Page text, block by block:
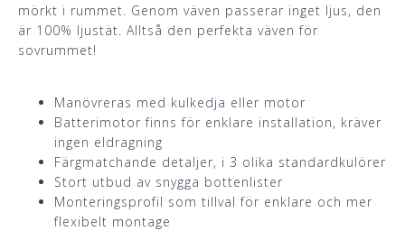
mörkt i rummet. Genom väven passerar inget ljus, den
är 100% ljustät. Alltså den perfekta väven för
sovrummet!
Manövreras med kulkedja eller motor
Batterimotor finns för enklare installation, kräver
ingen eldragning
Färgmatchande detaljer, i 3 olika standardkulörer
Stort utbud av snygga bottenlister
Monteringsprofil som tillval för enklare och mer
flexibelt montage